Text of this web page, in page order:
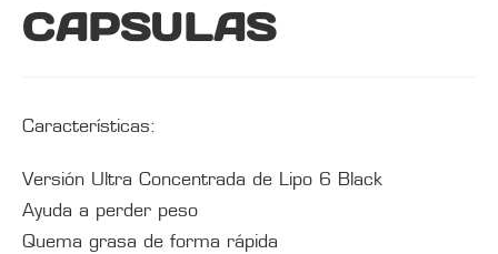
CAPSULAS
Características:
Versión Ultra Concentrada de Lipo 6 Black
Ayuda a perder peso
Quema grasa de forma rápida